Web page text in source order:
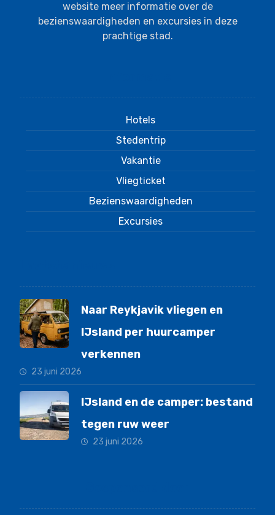
website meer informatie over de
bezienswaardigheden en excursies in deze
prachtige stad.
Hotels
Stedentrip
Vakantie
Vliegticket
Bezienswaardigheden
Excursies
Naar Reykjavik vliegen en
IJsland per huurcamper
verkennen
23 juni 2026
IJsland en de camper: bestand
tegen ruw weer
23 juni 2026